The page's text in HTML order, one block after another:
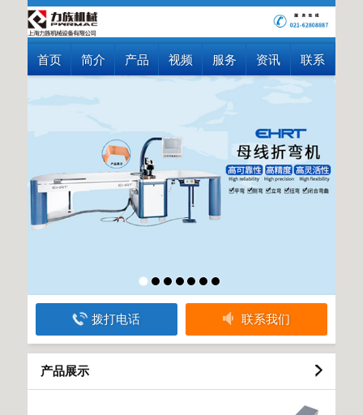
首页 简介 产品 视频 服务 资讯 联系
拨打电话 联系我们
产品展示